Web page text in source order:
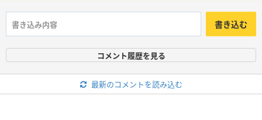
書き込む
コメント履歴を見る
最新のコメントを読み込む